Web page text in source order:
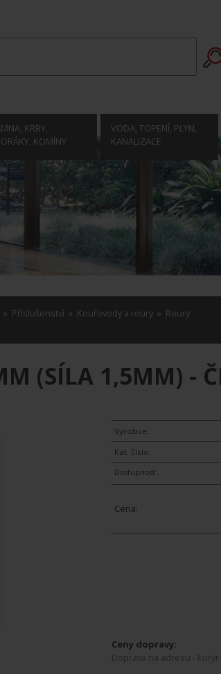
KRBY,
KOMÍNY
VODA, TOPENÍ, PLYN,
KANALIZACE
» Příslušenství » Kouřovody a roury » Roury
(SÍLA 1,5MM) -
Výrobce:
Kat. číslo:
Dostupnost:
Cena:
Ceny dopravy:
Doprava na adresu - kurýr -